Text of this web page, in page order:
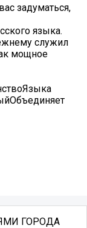
задуматься,
языка.
служил
мощное
ГОРОДА